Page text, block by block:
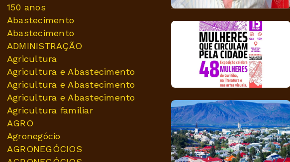
150 anos
Abastecimento
Abastecimento
ADMINISTRAÇÃO
Agricultura
Agricultura e Abastecimento
Agricultura e Abastecimento
Agricultura e Abastecimento
Agricultura familiar
AGRO
Agronegócio
AGRONEGÓCIOS